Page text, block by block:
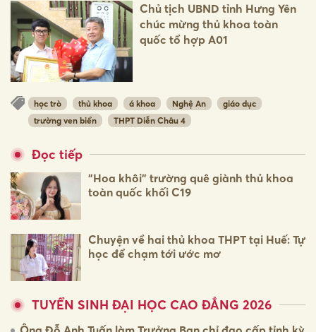
Chủ tịch UBND tỉnh Hưng Yên
chúc mừng thủ khoa toàn
quốc tổ hợp A01
học trò thủ khoa á khoa Nghệ An
giáo dục
trường ven biển
THPT Diễn Châu 4
Đọc tiếp
"Hoa khôi" trường quê giành thủ khoa
toàn quốc khối C19
Chuyện về hai thủ khoa THPT tại Huế: Tự
học để chạm tới ước mơ
TUYỂN SINH ĐẠI HỌC CAO ĐẲNG 2026